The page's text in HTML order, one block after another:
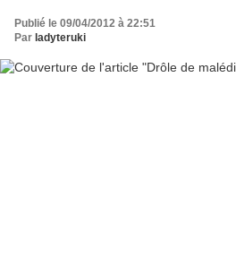
Publié le 09/04/2012 à 22:51
Par ladyteruki